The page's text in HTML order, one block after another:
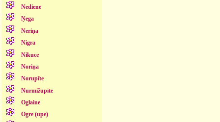
Nediene
Ņega
Neriņa
Nigra
Nikuce
Noriņa
Norupīte
Nurmižupīte
Oglaine
Ogre (upe)